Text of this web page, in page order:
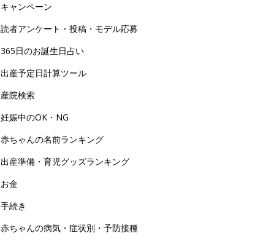
キャンペーン
読者アンケート・投稿・モデル応募
365日のお誕生日占い
出産予定日計算ツール
産院検索
妊娠中のOK・NG
赤ちゃんの名前ランキング
出産準備・育児グッズランキング
お金
手続き
赤ちゃんの病気・症状別・予防接種